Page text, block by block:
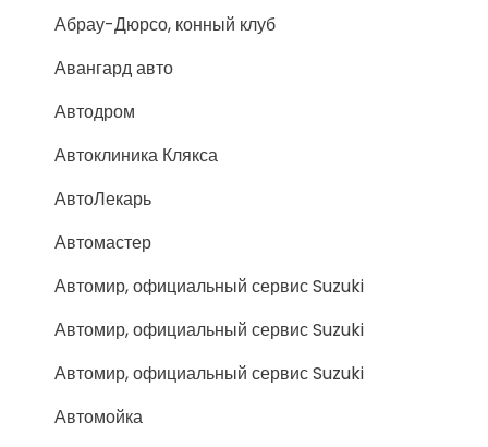
Абрау-Дюрсо, конный клуб
Авангард авто
Автодром
Автоклиника Клякса
АвтоЛекарь
Автомастер
Автомир, официальный сервис Suzuki
Автомир, официальный сервис Suzuki
Автомир, официальный сервис Suzuki
Автомойка